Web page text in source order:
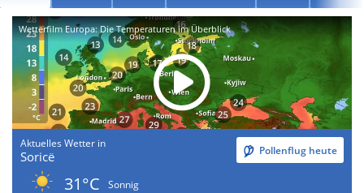
Wetterfilm Europa: Die Temperaturen im Überblick
Aktuelles Wetter in
Soricë Pollenflug heute
31°C
Sonnig